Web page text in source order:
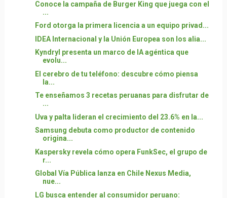
Conoce la campaña de Burger King que juega con el
...
Ford otorga la primera licencia a un equipo privad...
IDEA Internacional y la Unión Europea son los alia...
Kyndryl presenta un marco de IA agéntica que
evolu...
El cerebro de tu teléfono: descubre cómo piensa
la...
Te enseñamos 3 recetas peruanas para disfrutar de
...
Uva y palta lideran el crecimiento del 23.6% en la...
Samsung debuta como productor de contenido
origina...
Kaspersky revela cómo opera FunkSec, el grupo de
r...
Global Vía Pública lanza en Chile Nexus Media,
nue...
LG busca entender al consumidor peruano: